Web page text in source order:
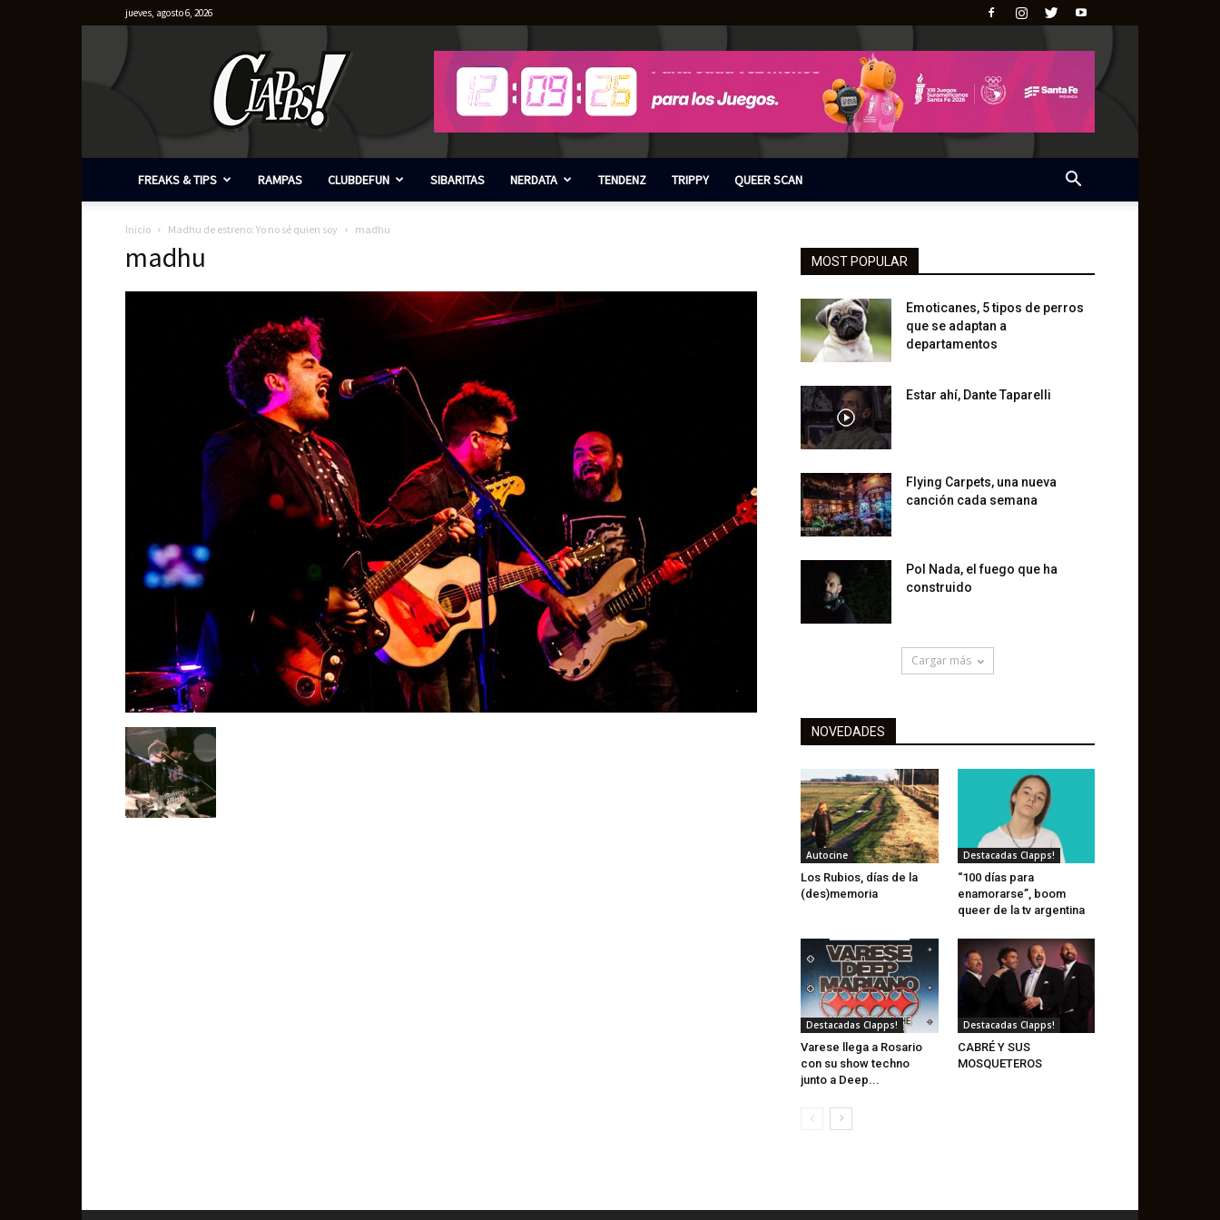
jueves, agosto 6, 2026
FREAKS & TIPS RAMPAS CLUBDEFUN SIBARITAS NERDATA TENDENZ TRIPPY QUEER SCAN
Inicio Madhu de estreno: Yo no sé quien soy madhu
madhu MOST POPULAR
Emoticanes, 5 tipos de perros
que se adaptan a
departamentos
Estar ahí, Dante Taparelli
Flying Carpets, una nueva
canción cada semana
Pol Nada, el fuego que ha
construido
Cargar más
NOVEDADES
Autocine
Los Rubios, días de la
(des)memoria
Destacadas Clapps!
“100 días para
enamorarse”, boom
queer de la tv argentina
Destacadas Clapps!
Varese llega a Rosario
con su show techno
junto a Deep...
Destacadas Clapps!
CABRÉ Y SUS
MOSQUETEROS